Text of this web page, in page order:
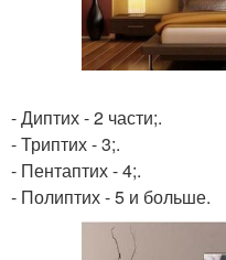
- Диптих - 2 части;.
- Триптих - 3;.
- Пентаптих - 4;.
- Полиптих - 5 и больше.